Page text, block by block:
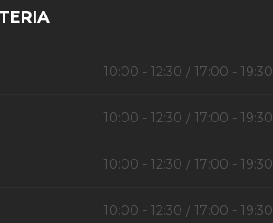
10:00 - 12:30 / 17:00 - 19:30
10:00 - 12:30 / 17:00 - 19:30
10:00 - 12:30 / 17:00 - 19:30
10:00 - 12:30 / 17:00 - 19:30